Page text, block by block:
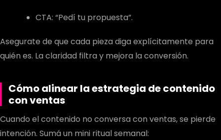
CTA: “Pedí tu propuesta”.
Asegurate de que cada pieza diga explícitamente para
quién es. La claridad filtra y mejora la conversión.
Cómo alinear laestrategia de contenido
con ventas
Cuando el contenido no conversa con ventas, se pierde
intención. Sumá un mini ritual semanal: